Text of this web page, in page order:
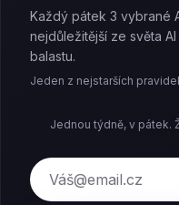
Každý pátek 3 vybrané
nejdůležitější ze světa
balastu.
Jeden z nejstarších
Jednou týdně, v pátek.
E-mail